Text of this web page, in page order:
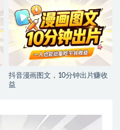
抖音漫画图文，10分钟出片赚收
益